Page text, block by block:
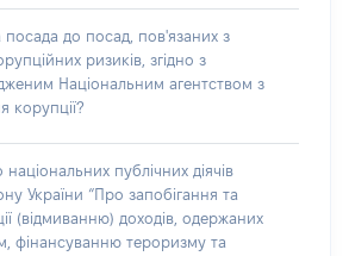
до посад, пов'язаних з
ризиків, згідно з
Національним агентством з
корупції?
публічних діячів
України “Про запобігання та
(відмиванню) доходів, одержаних
фінансуванню тероризму та